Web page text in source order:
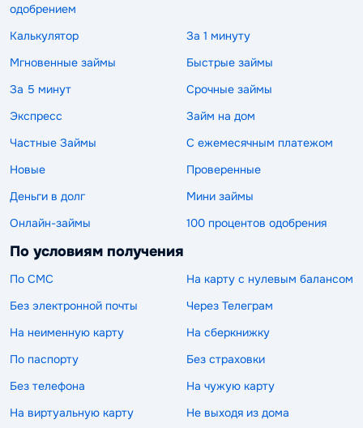
одобрением
Калькулятор
За 1 минуту
Мгновенные займы
Быстрые займы
За 5 минут
Срочные займы
Экспресс
Займ на дом
Частные Займы
С ежемесячным платежом
Новые
Проверенные
Деньги в долг
Мини займы
Онлайн-займы
100 процентов одобрения
По условиям получения
По СМС
На карту с нулевым балансом
Без электронной почты
Через Телеграм
На неименную карту
На сберкнижку
По паспорту
Без страховки
Без телефона
На чужую карту
На виртуальную карту
Не выходя из дома